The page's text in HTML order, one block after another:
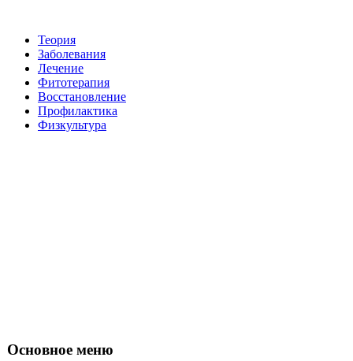
Теория
Заболевания
Лечение
Фитотерапия
Восстановление
Пpoфилактикa
Физкультура
Основное меню